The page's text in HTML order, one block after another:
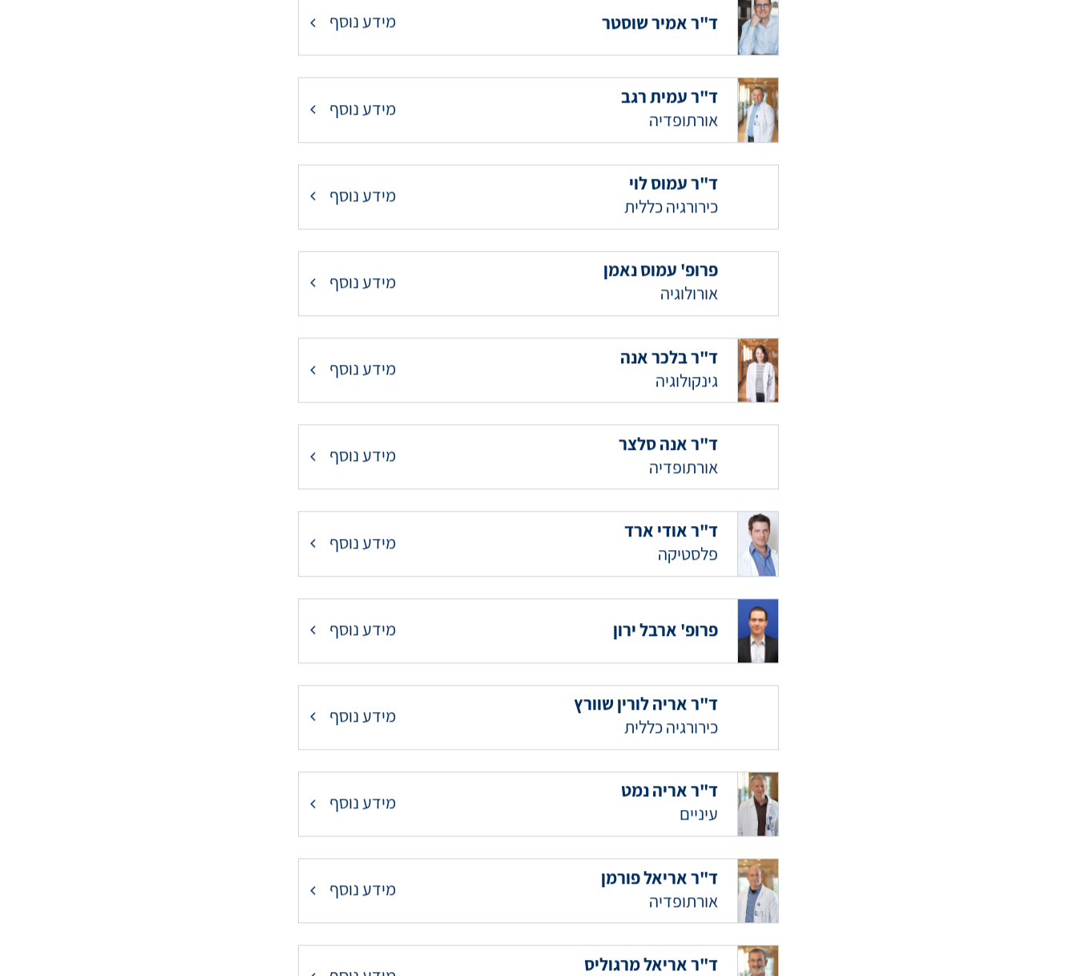
ד"ר אמיר שוסטר מידע נוסף
ד"ר עמית רגב
אורתופדיה
מידע נוסף
ד"ר עמוס לוי
כירורגיה כללית
מידע נוסף
פרופ' עמוס נאמן
אורולוגיה
מידע נוסף
ד"ר בלכר אנה
גינקולוגיה
מידע נוסף
ד"ר אנה סלצר
אורתופדיה
מידע נוסף
ד"ר אודי ארד
פלסטיקה
מידע נוסף
פרופ' ארבל ירון מידע נוסף
ד"ר אריה לורין שוורץ
כירורגיה כללית
מידע נוסף
ד"ר אריה נמט
עיניים
מידע נוסף
ד"ר אריאל פורמן
אורתופדיה
מידע נוסף